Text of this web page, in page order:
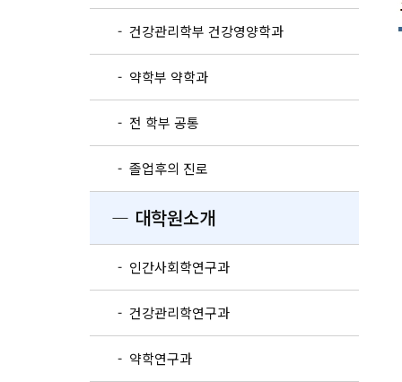
- 건강관리학부 건강영양학과
- 약학부 약학과
- 전 학부 공통
- 졸업후의 진로
― 대학원소개
- 인간사회학연구과
- 건강관리학연구과
- 약학연구과